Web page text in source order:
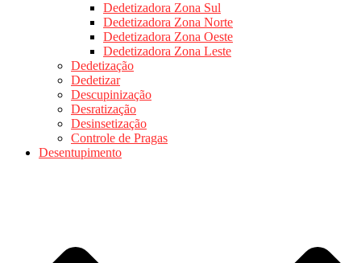
Dedetizadora Zona Sul
Dedetizadora Zona Norte
Dedetizadora Zona Oeste
Dedetizadora Zona Leste
Dedetização
Dedetizar
Descupinização
Desratização
Desinsetização
Controle de Pragas
Desentupimento